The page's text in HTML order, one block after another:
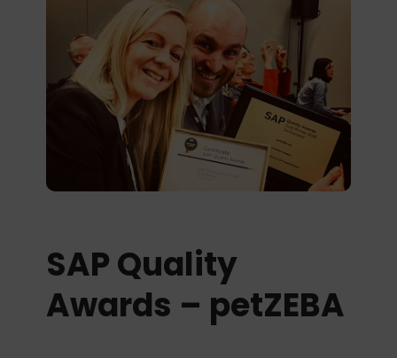
SAP Quality
Awards – petZEBA